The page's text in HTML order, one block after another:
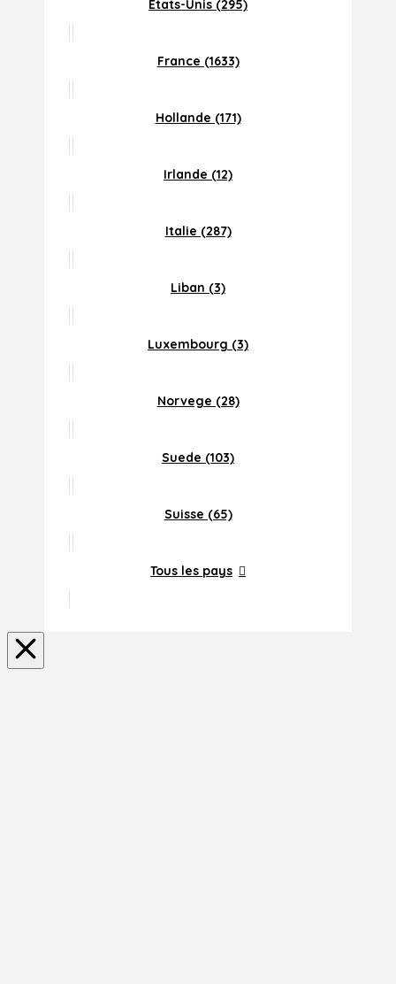
Etats-Unis (295)
France (1633)
Hollande (171)
Irlande (12)
Italie (287)
Liban (3)
Luxembourg (3)
Norvege (28)
Suede (103)
Suisse (65)
Tous les pays